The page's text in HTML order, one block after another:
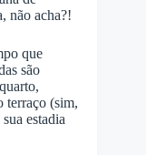
não acha?!
que
são
terraço (sim,
estadia